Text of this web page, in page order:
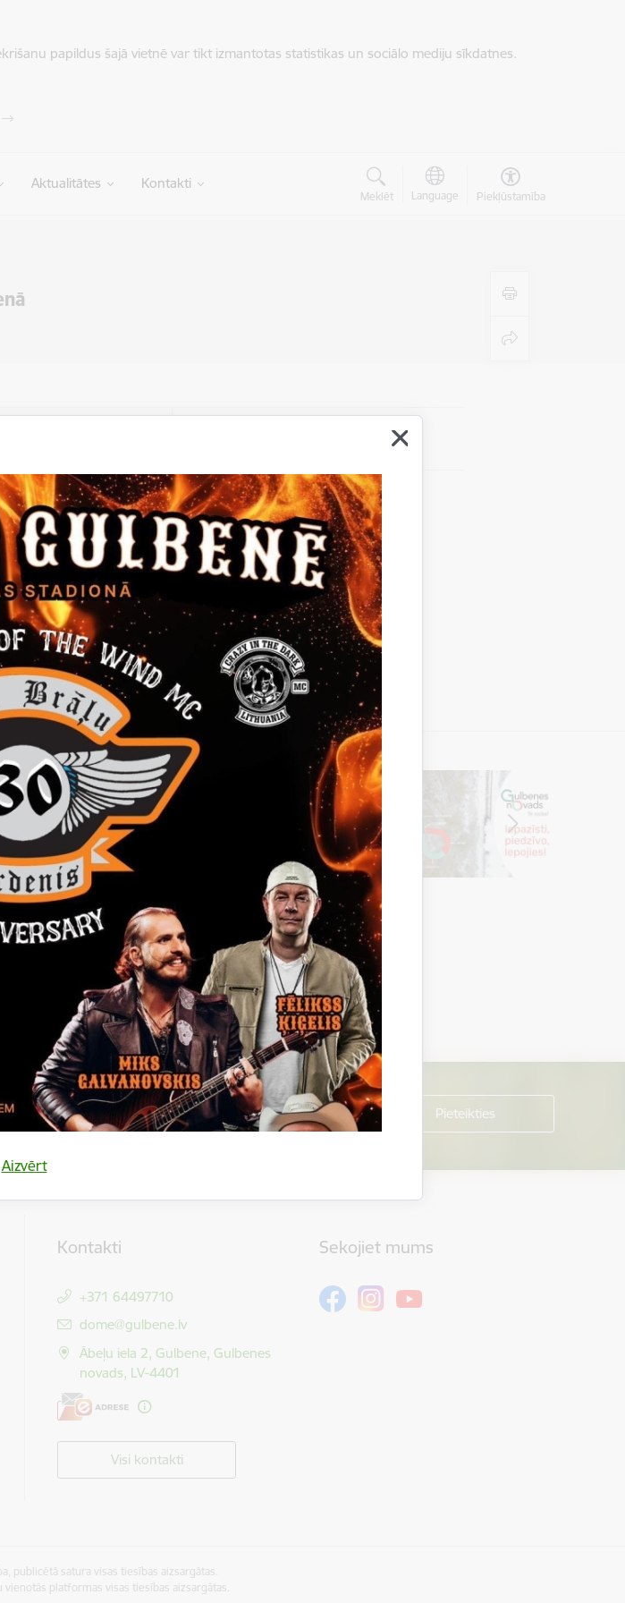
papildus šajā vietnē var tikt izmantotas statistikas un sociālo mediju sīkdatnes.
Aktualitātes Kontakti
Meklēt Language Piekļūstamība
Aizvērt
foto orientēšanas pasākums "Stāmerienā KUR?"
bija noderīga?
atsauksmi
Kontakti
+371 64497710
E-pasts:
dome@gulbene.lv
Ābeļu iela 2, Gulbene, Gulbenes
novads, LV-4401
Visi kontakti
Sekojiet mums
publicētā satura visas tiesības aizsargātas.
vienotās platformas visas tiesības aizsargātas.